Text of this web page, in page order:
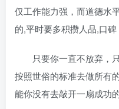
仅工作能力强，而道德水
的,平时要多积攒人品,口碑
只要你一直不放弃，
按照世俗的标准去做所有
能你没有去敲开一扇成功